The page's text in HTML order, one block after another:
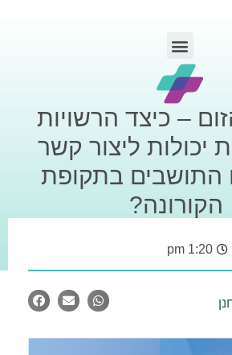
– כיצד הרשויות
יכולות ליצור קשר
התושבים בתקופת
הקורונה?
1:20 pm